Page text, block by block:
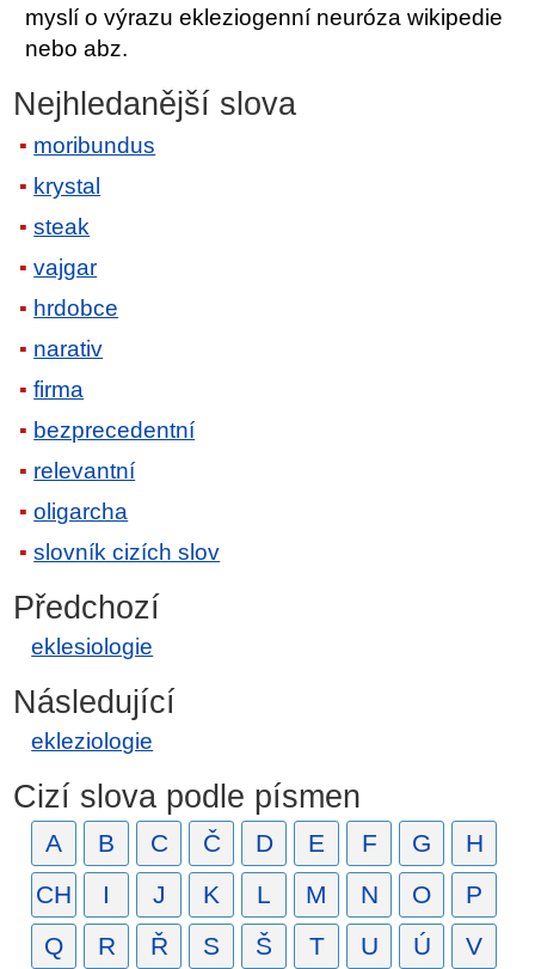
myslí o výrazu ekleziogenní neuróza wikipedie
nebo abz.
Nejhledanější slova
moribundus
krystal
steak
vajgar
hrdobce
narativ
firma
bezprecedentní
relevantní
oligarcha
slovník cizích slov
Předchozí
eklesiologie
Následující
ekleziologie
Cizí slova podle písmen
A B C Č D E F G
H
CH
I J K L M N O
P
Q
R Ř S Š T U Ú V